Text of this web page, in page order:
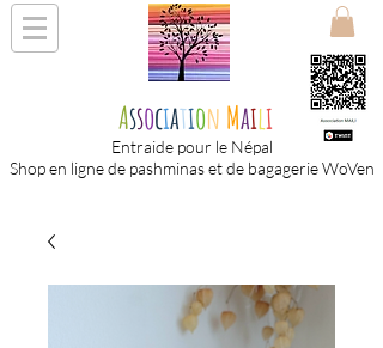
Association Maili
Entraide pour le Népal
Shop en ligne de pashminas et de bagagerie WoVen